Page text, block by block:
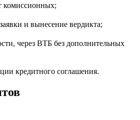
и вынесение вердикта;
через ВТБ без дополнительных
кредитного соглашения.